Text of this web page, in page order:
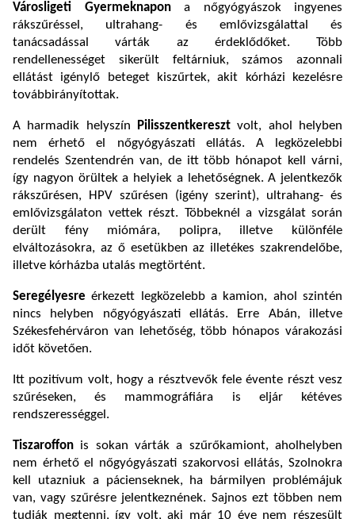
Városligeti Gyermeknapona nőgyógyászok ingyenes
rákszűréssel, ultrahang- és emlővizsgálattal és
tanácsadással várták az érdeklődőket. Több
rendellenességet sikerült feltárniuk, számos azonnali
ellátást igénylő beteget kiszűrtek, akit kórházi kezelésre
továbbirányítottak.
A harmadik helyszín Pilisszentkereszt volt, ahol helyben
nem érhető el nőgyógyászati ellátás. A legközelebbi
rendelés Szentendrén van, de itt több hónapot kell várni,
így nagyon örültek a helyiek a lehetőségnek.A jelentkezők
rákszűrésen, HPV szűrésen (igény szerint), ultrahang- és
emlővizsgálaton vettek részt. Többeknél a vizsgálat során
derült fény miómára, polipra, illetve különféle
elváltozásokra, az ő esetükben az illetékes szakrendelőbe,
illetve kórházba utalás megtörtént.
Seregélyesre érkezett legközelebb a kamion, ahol szintén
nincs helyben nőgyógyászati ellátás. Erre Abán, illetve
Székesfehérváron van lehetőség, több hónapos várakozási
időt követően.
Itt pozitívum volt, hogy a résztvevők fele évente részt vesz
szűréseken, és mammográfiára is eljár kétéves
rendszerességgel.
Tiszaroffon is sokan várták a szűrőkamiont, aholhelyben
nem érhető el nőgyógyászati szakorvosi ellátás, Szolnokra
kell utazniuk a pácienseknek, ha bármilyen problémájuk
van, vagy szűrésre jelentkeznének. Sajnos ezt többen nem
tudják megtenni, így volt, aki már 10 éve nem részesült